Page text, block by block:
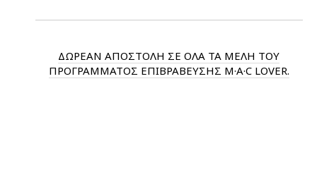
ΔΩΡΕΑΝ ΑΠΟΣΤΟΛΗ ΣΕ ΟΛΑ ΤΑ ΜΕΛΗ ΤΟΥ
ΠΡΟΓΡΑΜΜΑΤΟΣ ΕΠΙΒΡΑΒΕΥΣΗΣ M·A·C LOVER.